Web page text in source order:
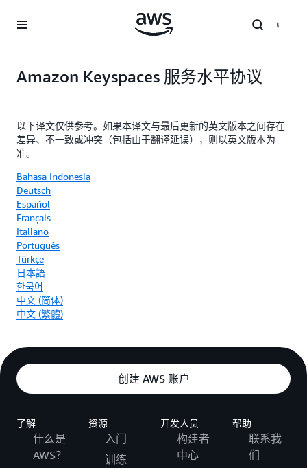
Amazon Keyspaces 服务水平协议
以下译文仅供参考。如果本译文与最后更新的英文版本之间存在
差异、不一致或冲突（包括由于翻译延误），则以英文版本为
准。
Bahasa Indonesia
Deutsch
Español
Français
Italiano
Português
Türkçe
日本語
한국어
中文 (简体)
中文 (繁體)
创建 AWS 账户
了解
什么是
AWS？
资源
入门
训练
开发人员
构建者
中心
帮助
联系我
们